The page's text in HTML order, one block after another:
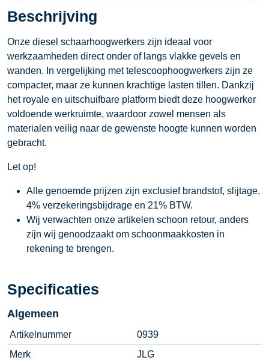
Beschrijving
Onze diesel schaarhoogwerkers zijn ideaal voor
werkzaamheden direct onder of langs vlakke gevels en
wanden. In vergelijking met telescoophoogwerkers zijn ze
compacter, maar ze kunnen krachtige lasten tillen. Dankzij
het royale en uitschuifbare platform biedt deze hoogwerker
voldoende werkruimte, waardoor zowel mensen als
materialen veilig naar de gewenste hoogte kunnen worden
gebracht.
Let op!
Alle genoemde prijzen zijn exclusief brandstof, slijtage,
4% verzekeringsbijdrage en 21% BTW.
Wij verwachten onze artikelen schoon retour, anders
zijn wij genoodzaakt om schoonmaakkosten in
rekening te brengen.
Specificaties
Algemeen
Artikelnummer
0939
Merk
JLG